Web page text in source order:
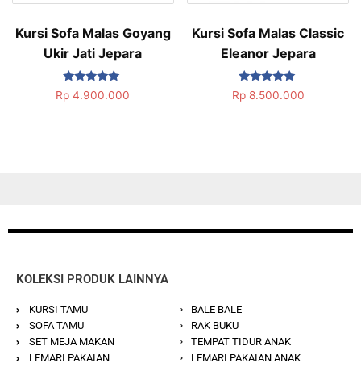
Kursi Sofa Malas Goyang
Ukir Jati Jepara
Dinilai
5.00
Rp 4.900.000
Kursi Sofa Malas Classic
Eleanor Jepara
Dinilai
5.00
Rp8.500.000
KOLEKSI PRODUK LAINNYA
KURSI TAMU
SOFA TAMU
SET MEJA MAKAN
LEMARI PAKAIAN
BALE BALE
RAK BUKU
TEMPAT TIDUR ANAK
LEMARI PAKAIAN ANAK